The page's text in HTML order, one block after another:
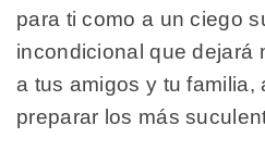
para ti como a un ciego
incondicional que dejará
a tus amigos y tu familia,
preparar los más